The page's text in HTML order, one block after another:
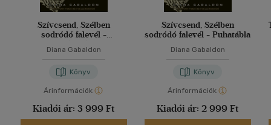
Szívcsend, Szélben
sodródó falevél -
Diana Gabaldon
Könyv
Árinformációk
Kiadói ár: 3 999 Ft
Szívcsend, Szélben
sodródó falevél - Puhatábla
Diana Gabaldon
Könyv
Árinformációk
Kiadói ár: 2 999 Ft